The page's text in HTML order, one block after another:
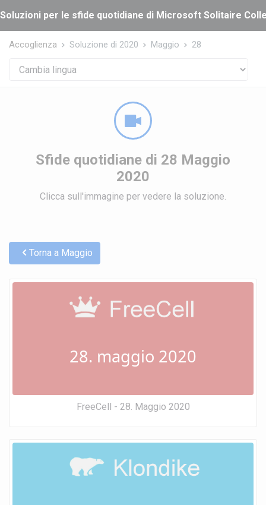
Soluzioni per le sfide quotidiane di Microsoft Solitaire
Accoglienza Soluzione di 2020 Maggio 28
Sfide quotidiane di 28 Maggio
2020
Clicca sull'immagine per vedere la soluzione.
Torna a Maggio
28. maggio 2020
FreeCell - 28. Maggio 2020